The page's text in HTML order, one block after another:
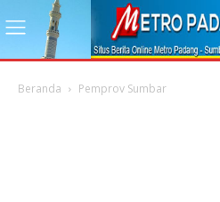
Beranda Pemprov Sumbar